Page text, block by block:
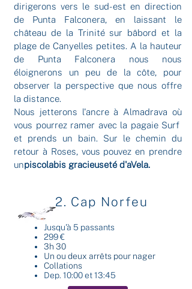
dirigerons vers le sud-est en direction
de Punta Falconera, en laissant le
château de la Trinité sur bâbord et la
plage de Canyelles petites. A la hauteur
de Punta Falconera nous nous
éloignerons un peu de la côte, pour
observer la perspective que nous offre
la distance.
Nous jetterons l'ancre à Almadrava où
vous pourrez ramer avec la pagaie Surf
et prends un bain. Sur le chemin du
retour à Roses, vous pouvez en prendre
unpiscolabis gracieuseté d'aVela.
2. Cap Norfeu
Jusqu'à 5 passants
299 €
3h 30
Un ou deux arrêts pour nager
Collations
Dep. 10:00 et 13:45